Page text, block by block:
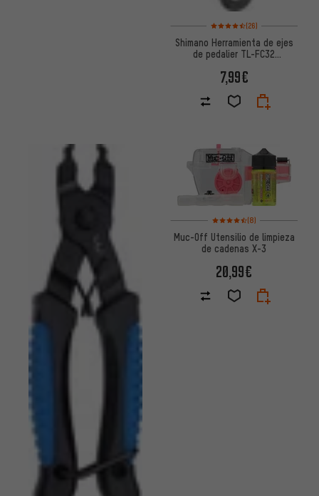
Valoración media: 4,5 de 5
(26)
Shimano Herramienta de ejes
de pedalier TL-FC32
7,99€
Valoración media: 4,5 de 5
(8)
Muc-Off Utensilio de limpieza
de cadenas X-3
20,99€